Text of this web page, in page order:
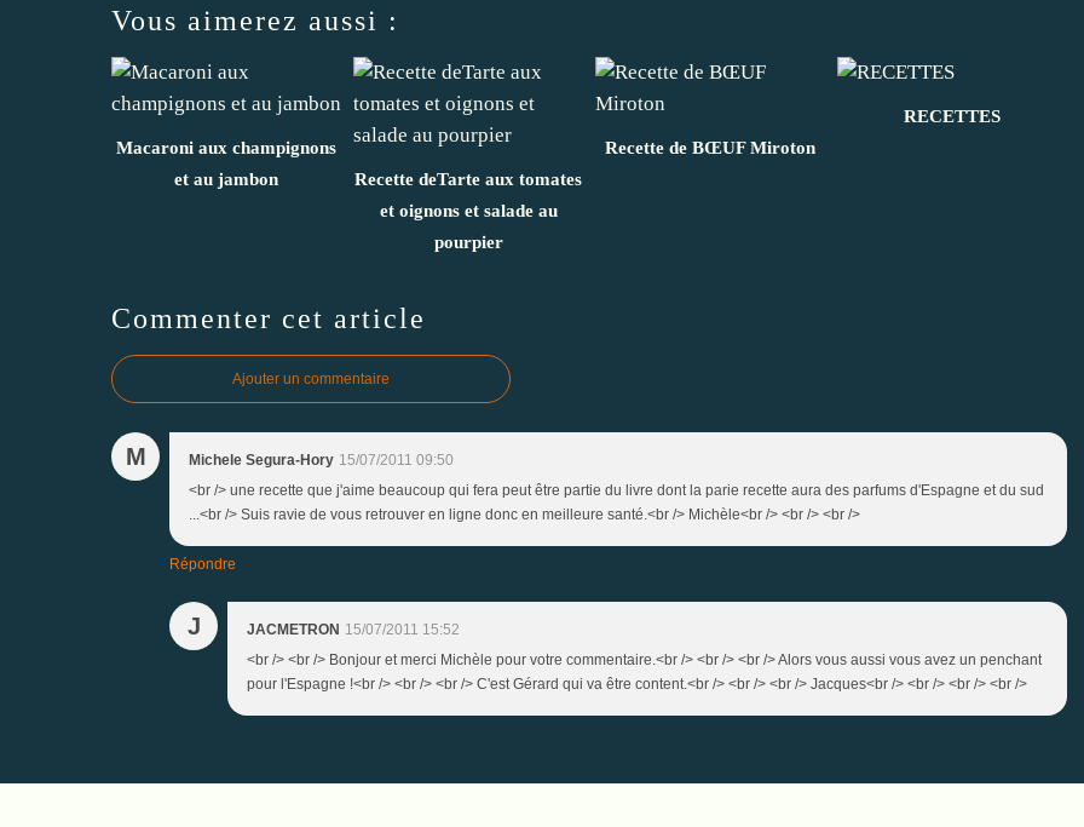
Vous aimerez aussi :
Macaroni aux champignons
et au jambon
Recette deTarte aux tomates
et oignons et salade au
pourpier
Recette de BŒUF Miroton
RECETTES
Commenter cet article
Ajouter un commentaire
M Michele Segura-Hory 15/07/2011 09:50
<br /> une recette que j'aime beaucoup qui fera peut être partie du livre dont la parie recette aura des parfums d'Espagne et du sud
...<br /> Suis ravie de vous retrouver en ligne donc en meilleure santé.<br /> Michèle<br /> <br /> <br />
Répondre
J JACMETRON 15/07/2011 15:52
<br /> <br /> Bonjour et merci Michèle pour votre commentaire.<br /> <br /> <br /> Alors vous aussi vous avez un penchant
pour l'Espagne !<br /> <br /> <br /> C'est Gérard qui va être content.<br /> <br /> <br /> Jacques<br /> <br /> <br /> <br />